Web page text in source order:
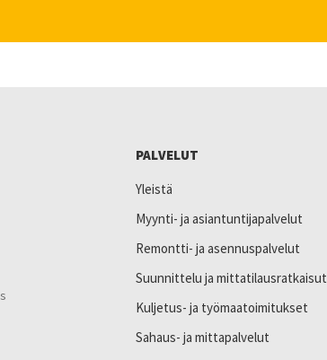
PALVELUT
Yleistä
Myynti- ja asiantuntijapalvelut
Remontti- ja asennuspalvelut
Suunnittelu ja mittatilausratkaisut
Kuljetus- ja työmaatoimitukset
Sahaus- ja mittapalvelut